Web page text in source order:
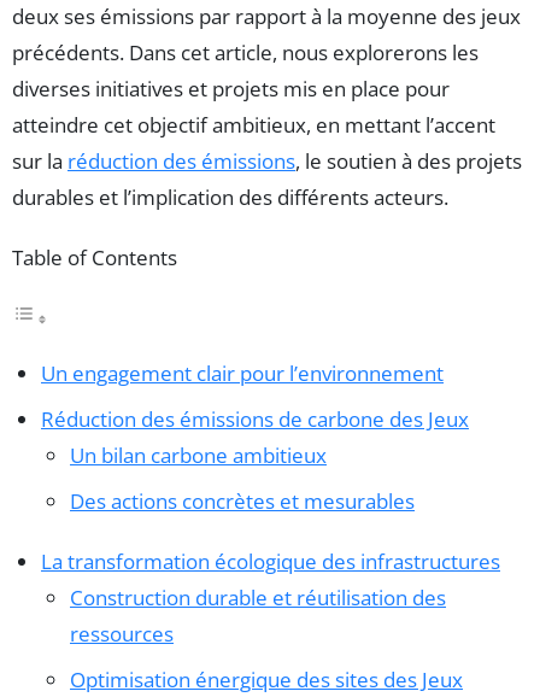
deux ses émissions par rapport à la moyenne des jeux
précédents. Dans cet article, nous explorerons les
diverses initiatives et projets mis en place pour
atteindre cet objectif ambitieux, en mettant l’accent
sur la réduction des émissions, le soutien à des projets
durables et l’implication des différents acteurs.
Table of Contents
Un engagement clair pour l’environnement
Réduction des émissions de carbone des Jeux
Un bilan carbone ambitieux
Des actions concrètes et mesurables
La transformation écologique des infrastructures
Construction durable et réutilisation des
ressources
Optimisation énergique des sites des Jeux